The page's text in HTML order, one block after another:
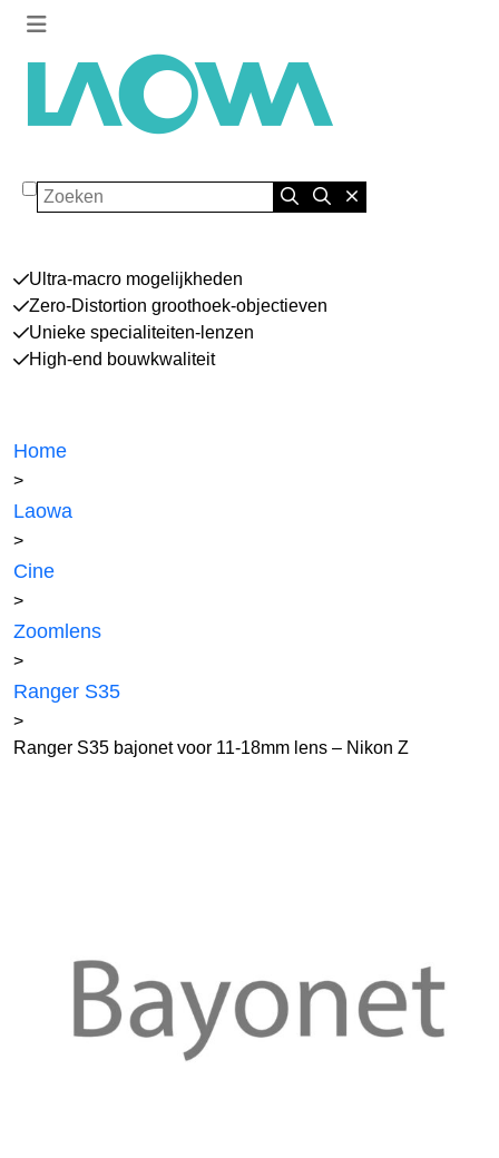
Zoeken
Ultra-macro mogelijkheden
Zero-Distortion groothoek-objectieven
Unieke specialiteiten-lenzen
High-end bouwkwaliteit
Home
>
Laowa
>
Cine
>
Zoomlens
>
Ranger S35
>
Ranger S35 bajonet voor 11-18mm lens – Nikon Z